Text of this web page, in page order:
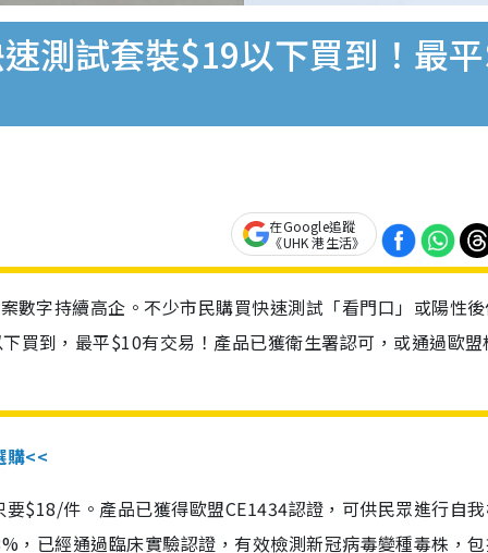
速測試套裝$19以下買到！最
在Google追蹤
《UHK 港生活》
數字持續高企。不少市民購買快速測試「看門口」或陽性
買到，最平$10有交易！產品已獲衛生署認可，或通過歐盟
購<<
$18/件。產品已獲得歐盟CE1434認證，可供民眾進行自
，已經通過臨床實驗認證，有效檢測新冠病毒變種毒株，